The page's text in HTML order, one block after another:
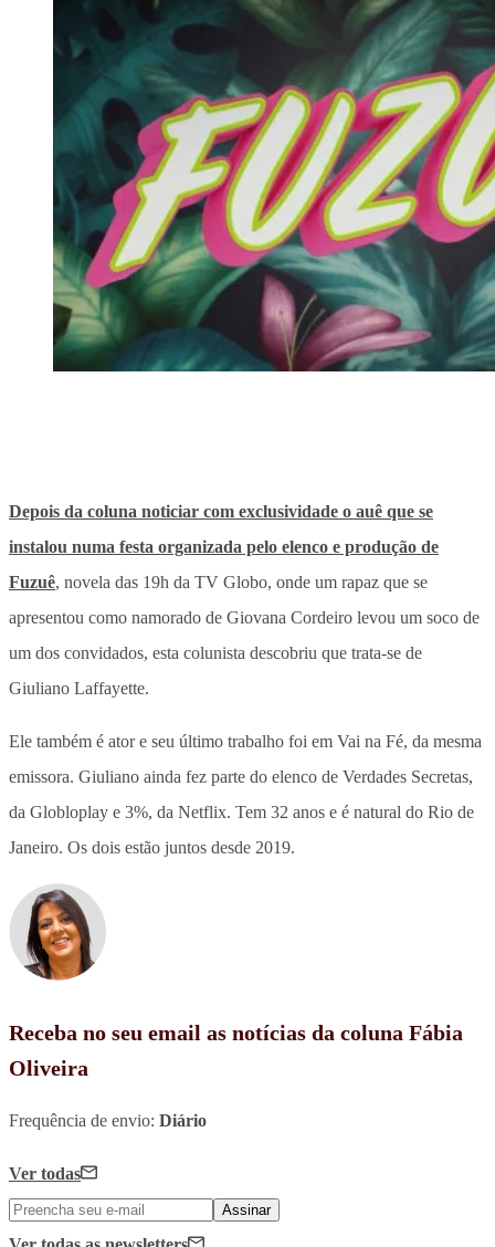
Depois da coluna noticiar com exclusividade o auê que se
instalou numa festa organizada pelo elenco e produção de
Fuzuê, novela das 19h da TV Globo, onde um rapaz que se
apresentou como namorado de Giovana Cordeiro levou um soco de
um dos convidados, esta colunista descobriu que trata-se de
Giuliano Laffayette.
Ele também é ator e seu último trabalho foi em Vai na Fé, da mesma
emissora. Giuliano ainda fez parte do elenco de Verdades Secretas,
da Globloplay e 3%, da Netflix. Tem 32 anos e é natural do Rio de
Janeiro. Os dois estão juntos desde 2019.
Receba no seu email as notícias da coluna Fábia
Oliveira
Frequência de envio: Diário
Ver todas
Assinar